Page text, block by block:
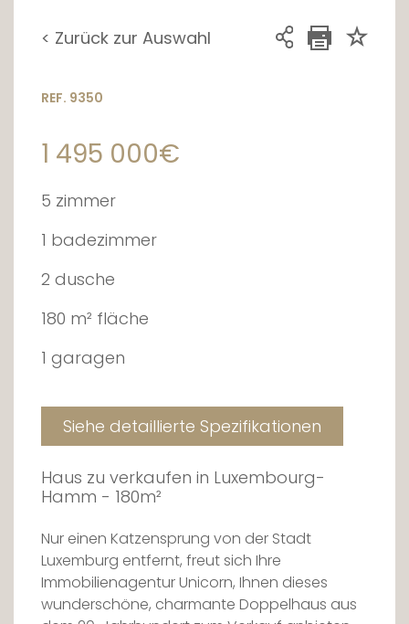
< Zurück zur Auswahl
REF. 9350
1 495 000€
5 zimmer
1 badezimmer
2 dusche
180 m² fläche
1 garagen
Siehe detaillierte Spezifikationen
Haus zu verkaufen in Luxembourg-
Hamm - 180m²
Nur einen Katzensprung von der Stadt
Luxemburg entfernt, freut sich Ihre
Immobilienagentur Unicorn, Ihnen dieses
wunderschöne, charmante Doppelhaus aus